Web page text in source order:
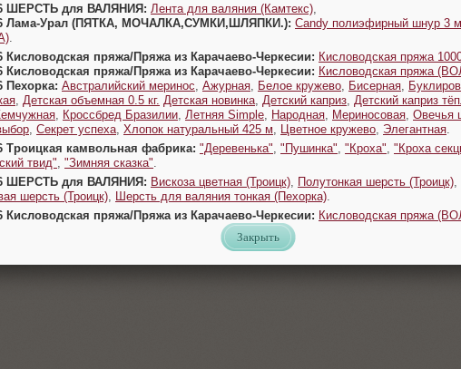
ШЕРСТЬ для ВАЛЯНИЯ: Лента для валяния (Камтекс)
Лама-Урал (ПЯТКА, МОЧАЛКА,СУМКИ,ШЛЯПКИ.): Candy полиэфирный шнур 3
Кисловодская пряжа/Пряжа из Карачаево-Черкесии: Кисловодская пряжа
Кисловодская пряжа/Пряжа из Карачаево-Черкесии: Кисловодская пряжа
Пехорка: Австралийский меринос Ажурная Белое кружево Бисерная
Детская объемная 0.5 кг. Детская новинка Детский каприз Детский каприз
Кроссбред Бразилии Летняя Simple Народная Мериносовая Овечья
Секрет успеха Хлопок натуральный 425 м Цветное кружево Элегантная
Троицкая камвольная фабрика: "Деревенька" "Пушинка" "Кроха" "Кроха
твид" "Зимняя сказка"
ШЕРСТЬ для ВАЛЯНИЯ: Вискоза цветная (Троицк) Полутонкая шерсть (Троицк)
шерсть (Троицк)
Шерсть для валяния тонкая (Пехорка)
Кисловодская пряжа/Пряжа из Карачаево-Черкесии: Кисловодская пряжа
Закрыть